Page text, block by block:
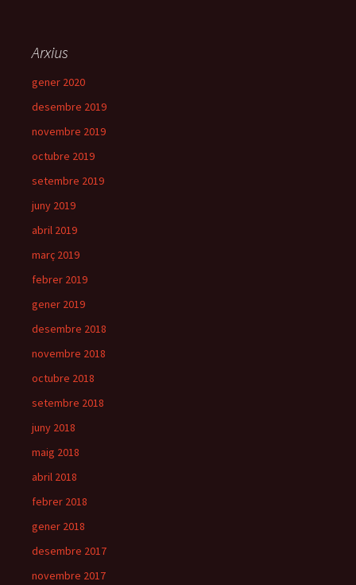
Arxius
gener 2020
desembre 2019
novembre 2019
octubre 2019
setembre 2019
juny 2019
abril 2019
març 2019
febrer 2019
gener 2019
desembre 2018
novembre 2018
octubre 2018
setembre 2018
juny 2018
maig 2018
abril 2018
febrer 2018
gener 2018
desembre 2017
novembre 2017